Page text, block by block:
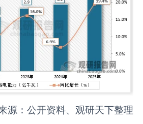
源：公开资料、观研天下整理